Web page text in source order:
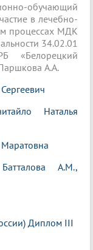
обучающий
в лечебно-
процессах МДК
34.02.01
«Белорецкий
А.А.
Наталья
А.М.,
Диплом III